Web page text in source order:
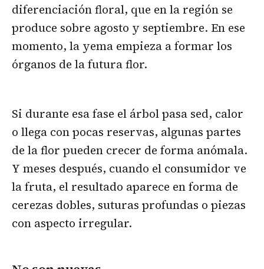
diferenciación floral, que en la región se
produce sobre agosto y septiembre. En ese
momento, la yema empieza a formar los
órganos de la futura flor.
Si durante esa fase el árbol pasa sed, calor
o llega con pocas reservas, algunas partes
de la flor pueden crecer de forma anómala.
Y meses después, cuando el consumidor ve
la fruta, el resultado aparece en forma de
cerezas dobles, suturas profundas o piezas
con aspecto irregular.